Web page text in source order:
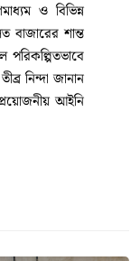
ও বিভিন্ন
বাজারের শান্ত
নিন্দা জানান
আইনি